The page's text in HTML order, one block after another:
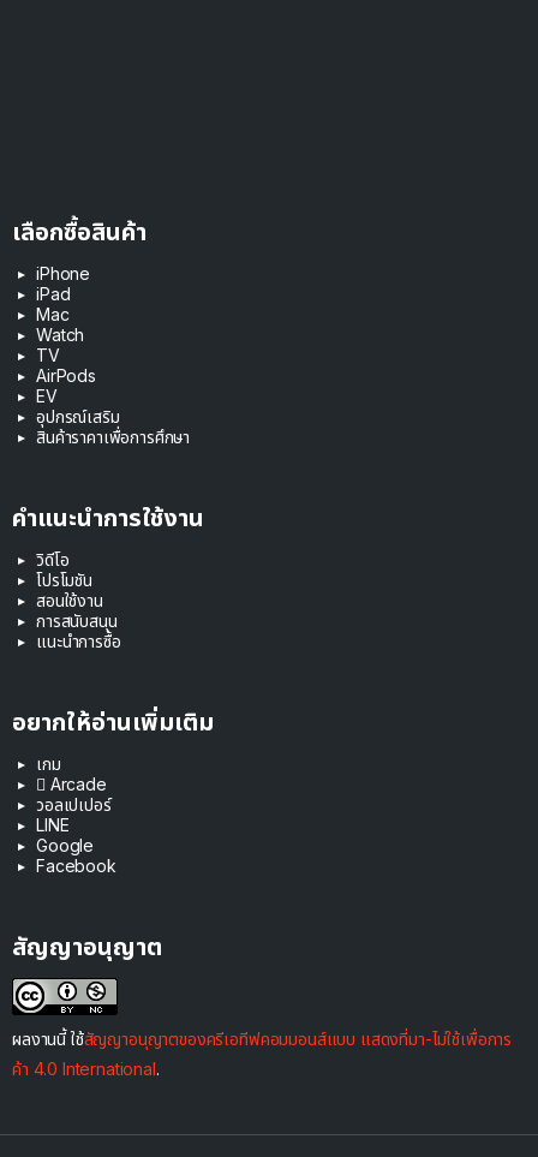
เลือกซื้อสินค้า
iPhone
iPad
Mac
Watch
TV
AirPods
EV
อุปกรณ์เสริม
สินค้าราคาเพื่อการศึกษา
คำแนะนำการใช้งาน
วิดีโอ
โปรโมชัน
สอนใช้งาน
การสนับสนุน
แนะนำการซื้อ
อยากให้อ่านเพิ่มเติม
เกม
 Arcade
วอลเปเปอร์
LINE
Google
Facebook
สัญญาอนุญาต
ผลงานนี้ ใช้สัญญาอนุญาตของครีเอทีฟคอมมอนส์แบบ แสดงที่มา-ไม่ใช้เพื่อการ
ค้า 4.0 International.